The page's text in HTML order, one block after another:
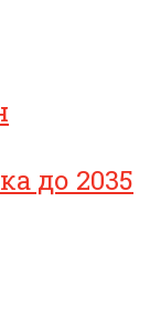
до 2035